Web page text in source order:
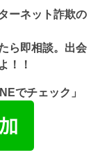
ーネット詐欺の
ら即相談。出会
！！
でチェック」